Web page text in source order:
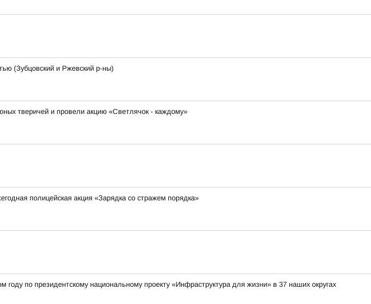
(Зубцовский и Ржевский р-ны)
тверичей и провели акцию «Светлячок - каждому»
полицейская акция «Зарядка со стражем порядка»
по президентскому национальному проекту «Инфраструктура для жизни» в 37 наших округах